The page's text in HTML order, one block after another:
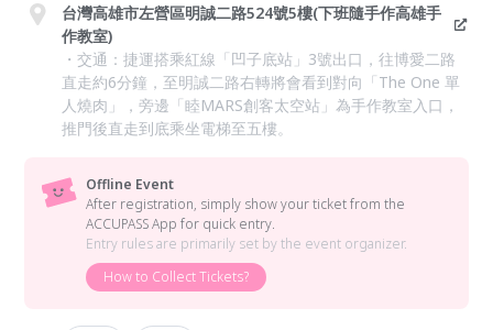
台灣高雄市左營區明誠二路524號5樓(下班隨手作高雄手
作教室)
・交通：捷運搭乘紅線「凹子底站」3號出口，往博愛二路
直走約6分鐘，至明誠二路右轉將會看到對向「The One 單
人燒肉」，旁邊「睦MARS創客太空站」為手作教室入口，
推門後直走到底乘坐電梯至五樓。
Offline Event
After registration, simply show your ticket from the
ACCUPASS App for quick entry.
Entry rules are primarily set by the event organizer.
How to Collect Tickets?